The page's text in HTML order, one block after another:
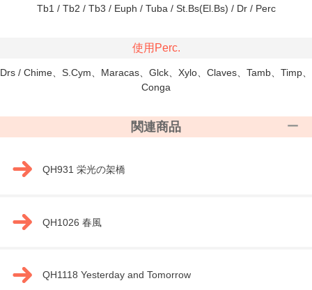
Tb1 / Tb2 / Tb3 / Euph / Tuba / St.Bs(El.Bs) / Dr / Perc
使用Perc.
Drs / Chime、S.Cym、Maracas、Glck、Xylo、Claves、Tamb、Timp、
Conga
関連商品
QH931 栄光の架橋
QH1026 春風
QH1118 Yesterday and Tomorrow